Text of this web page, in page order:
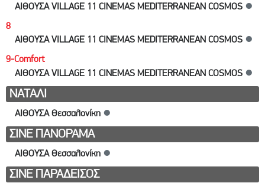
ΑΙΘΟΥΣΑ VILLAGE 11 CINEMAS MEDITERRANEAN COSMOS ●
8
ΑΙΘΟΥΣΑ VILLAGE 11 CINEMAS MEDITERRANEAN COSMOS ●
9-Comfort
ΑΙΘΟΥΣΑ VILLAGE 11 CINEMAS MEDITERRANEAN COSMOS ●
ΝΑΤΑΛΙ
ΑΙΘΟΥΣΑ Θεσσαλονίκη ●
ΣΙΝΕ ΠΑΝΟΡΑΜΑ
ΑΙΘΟΥΣΑ Θεσσαλονίκη ●
ΣΙΝΕ ΠΑΡΑΔΕΙΣΟΣ